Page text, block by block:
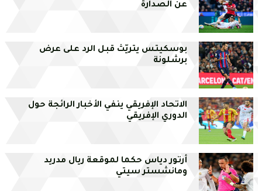
عن الصدارة
بوسكيتس يتريّث قبل الرد على عرض
برشلونة
الاتحاد الإفريقي ينفي الأخبار الرائجة حول
الدوري الإفريقي
أرتور دياس حكما لموقعة ريال مدريد
ومانشستر سيتي